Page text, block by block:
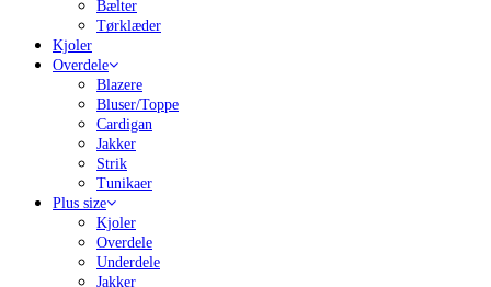
Bælter
Tørklæder
Kjoler
Overdele
Blazere
Bluser/Toppe
Cardigan
Jakker
Strik
Tunikaer
Plus size
Kjoler
Overdele
Underdele
Jakker